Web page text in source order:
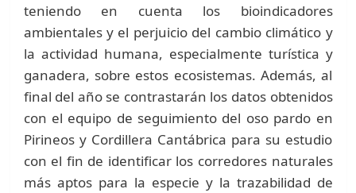
teniendo en cuenta los bioindicadores
ambientales y el perjuicio del cambio climático y
la actividad humana, especialmente turística y
ganadera, sobre estos ecosistemas. Además, al
final del año se contrastarán los datos obtenidos
con el equipo de seguimiento del oso pardo en
Pirineos y Cordillera Cantábrica para su estudio
con el fin de identificar los corredores naturales
más aptos para la especie y la trazabilidad de